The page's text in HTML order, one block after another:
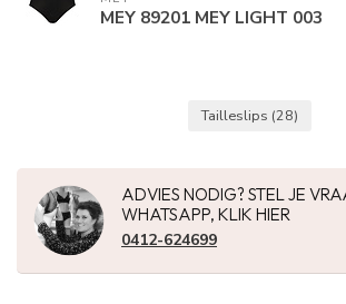
MEY 89201 MEY LIGHT 003
Tailleslips (28)
ADVIES NODIG? STEL JE
WHATSAPP, KLIK HIER
0412-624699